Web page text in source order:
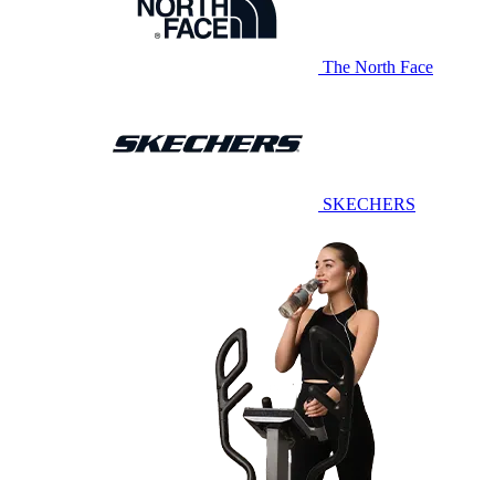
The North Face
SKECHERS